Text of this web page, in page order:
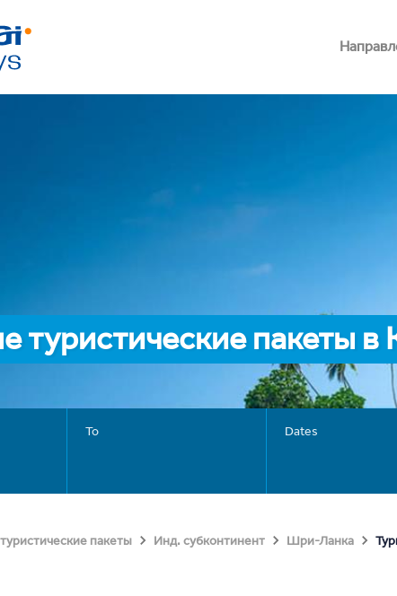
туристические пакеты в
To Dates
пакеты Инд. субконтинент Шри-Ланка